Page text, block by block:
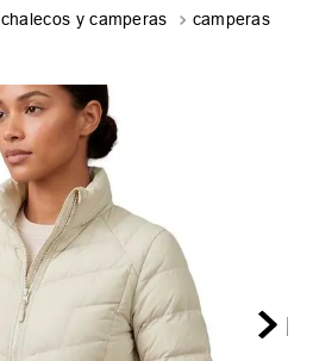
chalecos y camperas
camperas